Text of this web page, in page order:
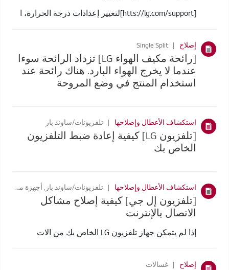
[htts://lg.com/support]لتغيير إعدادات درجة الحرارة، ا
إصلاح Single Split
[رائحة مكيف الهواء LG] تزداد الرائحة سوءا
عندما لا يخرج الهواء البارد. هناك رائحة عند
استخدام المنتج في وضع المروحة
استكشاف الأعطال وإصلاحها تلفزيونات/ساوند بار
[تلفزيون LG] كيفية إعادة ضبط التلفزيون
الخاص بك
استكشاف الأعطال وإصلاحها تلفزيونات/ساوند بار, أجهزة مراقبة المستهلك
[تلفزيون إل جي] كيفية إصلاح مشاكل
الاتصال بالإنترنت
إذا لم يتمكن جهاز تلفزيون LG الخاص بك من الات
إصلاح غسالات